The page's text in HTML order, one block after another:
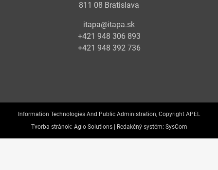
811 08 Bratislava
itapa@itapa.sk
+421 948 306 893
+421 948 392 736
Information Technologies And Public Administration, Copyright APEL
Tvorba stránok: Aglo Solutions | Redakčný systém: SysCom